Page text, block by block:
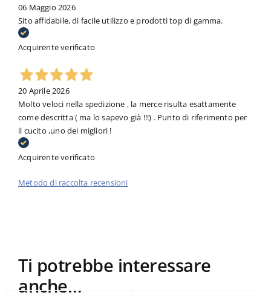
06 Maggio 2026
Sito affidabile, di facile utilizzo e prodotti top di gamma.
Acquirente verificato
20 Aprile 2026
Molto veloci nella spedizione , la merce risulta esattamente
come descritta ( ma lo sapevo già !!!) . Punto di riferimento per
il cucito ,uno dei migliori !
Acquirente verificato
Metodo di raccolta recensioni
Ti potrebbe interessare
anche…